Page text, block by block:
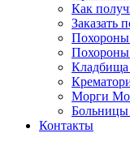
Как
Заказать
Морги
Контакты